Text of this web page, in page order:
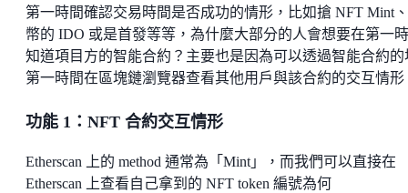
第一時間確認交易時間是否成功的情形，比如搶 NFT Mint
幣的 IDO 或是首發等等，為什麼大部分的人會想要在第一
知道項目方的智能合約？主要也是因為可以透過智能合約的
第一時間在區塊鏈瀏覽器查看其他用戶與該合約的交互情形
功能 1：NFT 合約交互情形
Etherscan 上的 method 通常為「Mint」，而我們可以直接在
Etherscan 上查看自己拿到的 NFT token 編號為何